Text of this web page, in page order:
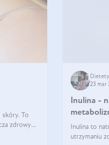
skóry. To
zdrowy
23 mar
Inulina -
Inulina to
utrzymaniu